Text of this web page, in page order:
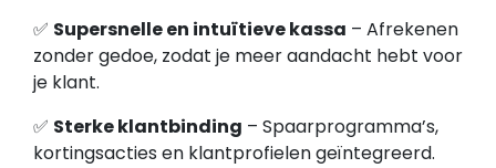
✅ Supersnelle en intuïtieve kassa – Afrekenen
zonder gedoe, zodat je meer aandacht hebt voor
je klant.
✅ Sterke klantbinding – Spaarprogramma’s,
kortingsacties en klantprofielen geïntegreerd.